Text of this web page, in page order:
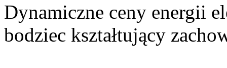
Dynamiczne ceny energii
bodziec kształtujący